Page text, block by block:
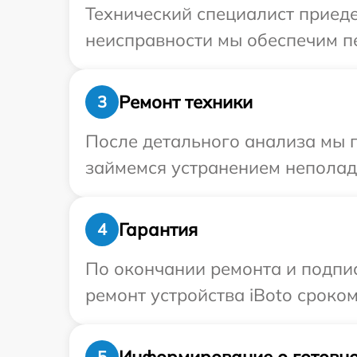
Технический специалист
неисправности мы обеспечим
3
Ремонт техники
После детального анализа мы
займемся устранением
4
Гарантия
По окончании ремонта и
ремонт устройства iBoto